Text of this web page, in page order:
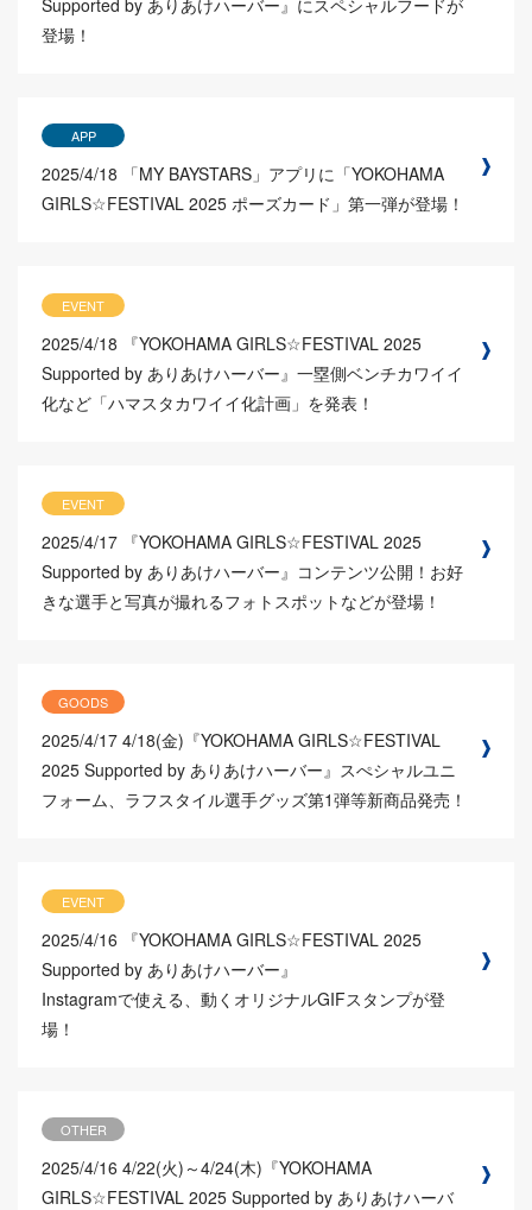
登場！
APP
2025/4/18
「MY BAYSTARS」アプリに「YOKOHAMA
GIRLS☆FESTIVAL 2025 ポーズカード」第一弾が登場！
EVENT
2025/4/18
『YOKOHAMA GIRLS☆FESTIVAL 2025
Supported by ありあけハーバー』一塁側ベンチカワイイ
化など「ハマスタカワイイ化計画」を発表！
EVENT
2025/4/17 『YOKOHAMA GIRLS☆FESTIVAL 2025
Supported by ありあけハーバー』コンテンツ公開！お好
きな選手と写真が撮れるフォトスポットなどが登場！
GOODS
2025/4/17 4/18(金)『YOKOHAMA GIRLS☆FESTIVAL
2025 Supported by ありあけハーバー』スぺシャルユニ
フォーム、ラフスタイル選手グッズ第1弾等新商品発売！
EVENT
2025/4/16
『YOKOHAMA GIRLS☆FESTIVAL 2025
Supported by ありあけハーバー』
Instagramで使える、動くオリジナルGIFスタンプが登
場！
OTHER
2025/4/16 4/22(火)～4/24(木)『YOKOHAMA
GIRLS☆FESTIVAL 2025 Supported by ありあけハーバ